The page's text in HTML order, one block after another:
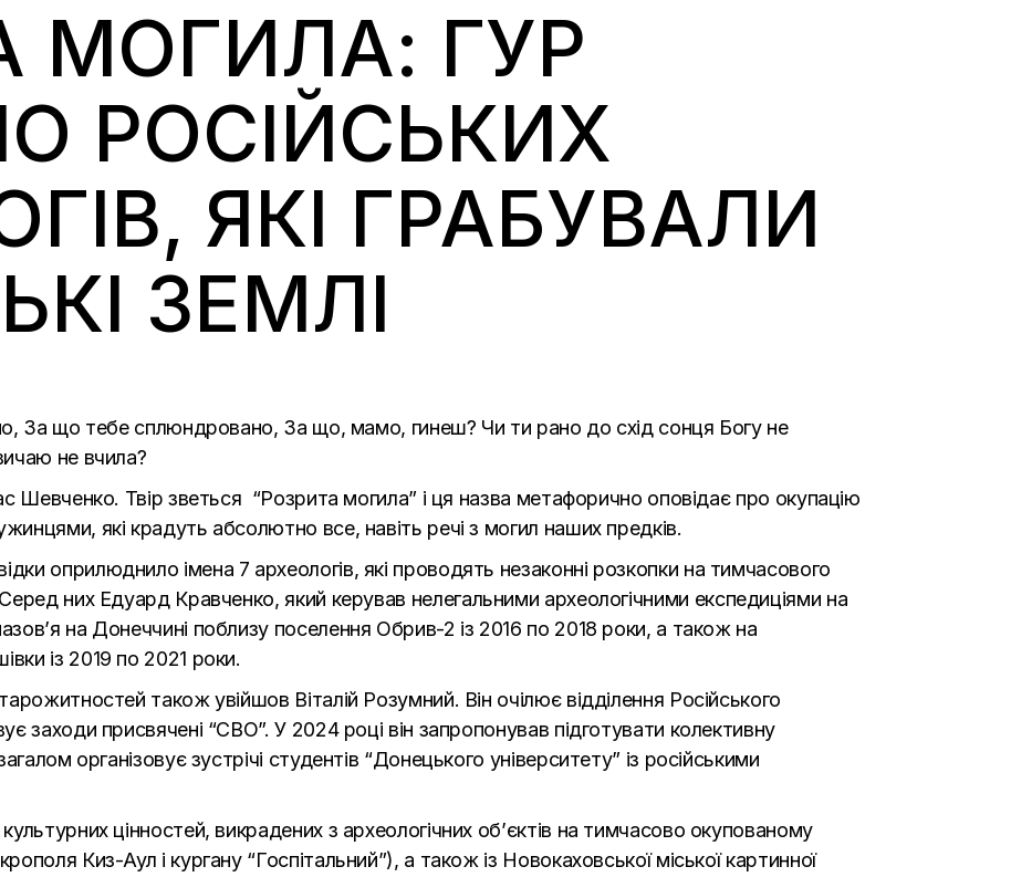
МОГИЛА: ГУР
РОСІЙСЬКИХ
ЯКІ ГРАБУВАЛИ
ЗЕМЛІ
За що тебе сплюндровано, За що, мамо, гинеш? Чи ти рано до схід сонця Богу не
не вчила?
Шевченко. Твір зветься “Розрита могила” і ця назва метафорично оповідає про окупацію
які крадуть абсолютно все, навіть речі з могил наших предків.
оприлюднило імена 7 археологів, які проводять незаконні розкопки на тимчасового
Серед них Едуард Кравченко, який керував нелегальними археологічними експедиціями на
на Донеччині поблизу поселення Обрив-2 із 2016 по 2018 роки, а також на
із 2019 по 2021 роки.
також увійшов Віталій Розумний. Він очілює відділення Російського
заходи присвячені “СВО”. У 2024 році він запропонував підготувати колективну
організовує зустрічі студентів “Донецького університету” із російськими
цінностей, викрадених з археологічних об’єктів на тимчасово окупованому
Киз-Аул і кургану “Госпітальний”), а також із Новокаховської міської картинної